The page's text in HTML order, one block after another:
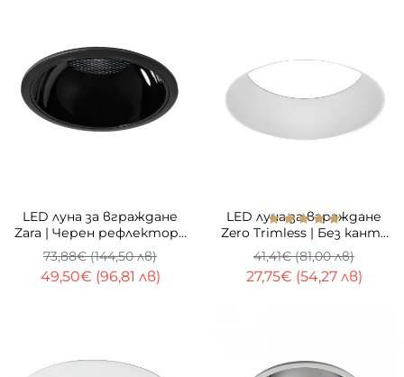
LED луна за вграждане
Zara | Черен рефлектор |
20W | IP65
49,50€ (96,81 лв)
73,88€ (144,50 лв)
LED луна за вграждане
Zero Trimless | Без кант |
3000K
27,75€ (54,27 лв)
41,41€ (81,00 лв)